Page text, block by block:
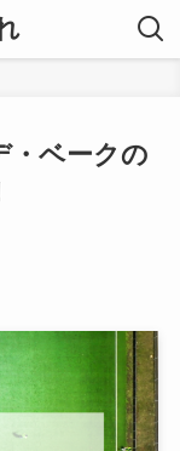
・ベークの